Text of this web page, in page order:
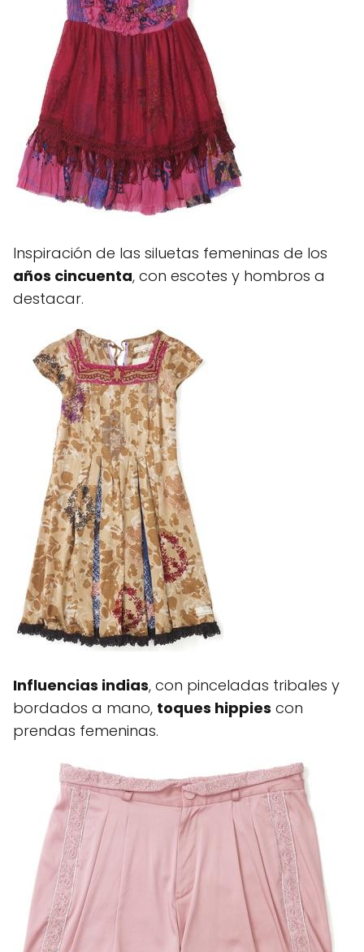
Inspiración de las siluetas femeninas de los
años cincuenta, con escotes y hombros a
destacar.
Influencias indias, con pinceladas tribales y
bordados a mano, toques hippies con
prendas femeninas.